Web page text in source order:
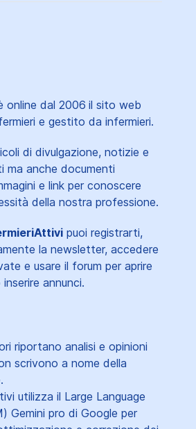
online dal 2006 il sito web
e gestito da infermieri.
di divulgazione, notizie e
ma anche documenti
e link per conoscere
della nostra professione.
puoi registrarti,
la newsletter, accedere
e usare il forum per aprire
annunci.
riportano analisi e opinioni
scrivono a nome della
utilizza il Large Language
Gemini pro di Google per